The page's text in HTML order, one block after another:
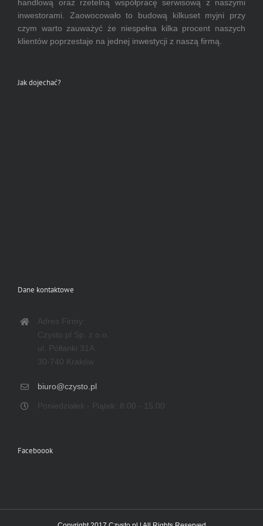
handlową oraz rzetelną współpracę serwisową z naszymi
inwestorami. Zaowocowało to budową kilkuset myjni przy
czym warto zauważyć że niespełna kilka procent naszych
klientów poprzestaje na jednej inwestycji z naszą firmą.
Jak dojechać?
Dane kontaktowe
Adres Firmy:
Czysto.pl Sp. z o.o.
ul. Półłanki 31A
30-740 Kraków
biuro@czysto.pl
Poniedziałek - Piątek: 8:00 - 15:00
Faceboook